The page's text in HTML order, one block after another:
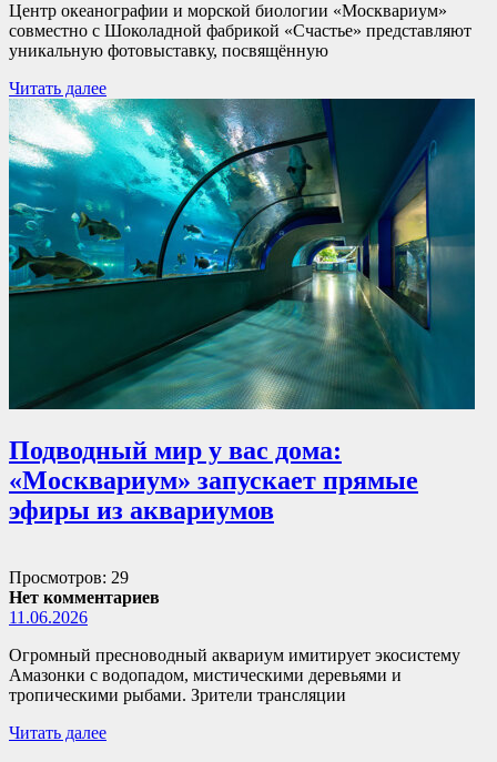
Центр океанографии и морской биологии «Москвариум»
совместно с Шоколадной фабрикой «Счастье» представляют
уникальную фотовыставку, посвящённую
Читать далее
Подводный мир у вас дома:
«Москвариум» запускает прямые
эфиры из аквариумов
Просмотров: 29
Нет комментариев
11.06.2026
Огромный пресноводный аквариум имитирует экосистему
Амазонки с водопадом, мистическими деревьями и
тропическими рыбами. Зрители трансляции
Читать далее